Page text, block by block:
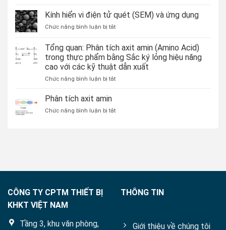
Trong
Vực
Học
Phân
Tích
tiết
về
hướng
25/3/3035
Kính hiển vi điện tử quét (SEM) và ứng dụng
Chức năng bình luận bị tắtở
hiển
vi
điện
tử
quét
dụng
Tổng quan: Phân tích axit amin (Amino Acid)
trong thực phẩm bằng Sắc ký lỏng hiệu năng
cao với các kỹ thuật dẫn xuất
Chức năng bình luận bị tắtở
tích
phẩm
Sắc
năng
Phân tích axit amin
Chức năng bình luận bị tắtở
CÔNG TY CPTM THIẾT BỊ
KHKT VIỆT NAM
Tầng 3, khu văn phòng,
THÔNG TIN
Giới thiệu về chúng tôi